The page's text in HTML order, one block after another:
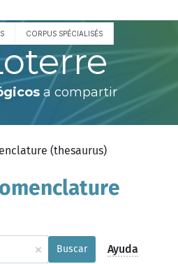
CORPUS SPÉCIALISÉS
a compartir
(thesaurus)
× Buscar Ayuda